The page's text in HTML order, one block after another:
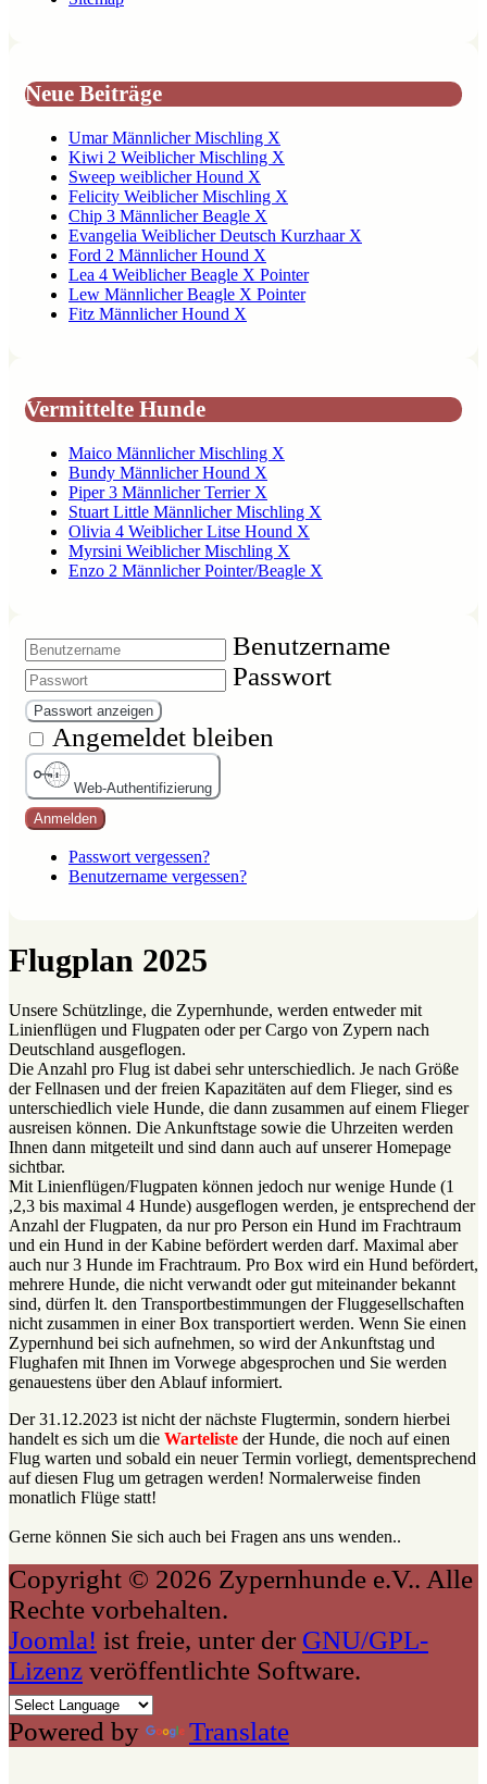
Neue Beiträge
Umar Männlicher Mischling X
Kiwi 2 Weiblicher Mischling X
Sweep weiblicher Hound X
Felicity Weiblicher Mischling X
Chip 3 Männlicher Beagle X
Evangelia Weiblicher Deutsch Kurzhaar X
Ford 2 Männlicher Hound X
Lea 4 Weiblicher Beagle X Pointer
Lew Männlicher Beagle X Pointer
Fitz Männlicher Hound X
Vermittelte Hunde
Maico Männlicher Mischling X
Bundy Männlicher Hound X
Piper 3 Männlicher Terrier X
Stuart Little Männlicher Mischling X
Olivia 4 Weiblicher Litse Hound X
Myrsini Weiblicher Mischling X
Enzo 2 Männlicher Pointer/Beagle X
Benutzername
Passwort
Passwort anzeigen
Angemeldet bleiben
Web-Authentifizierung
Anmelden
Passwort vergessen?
Benutzername vergessen?
Flugplan 2025
Unsere Schützlinge, die Zypernhunde, werden entweder mit
Linienflügen und Flugpaten oder per Cargo von Zypern nach
Deutschland ausgeflogen.
Die Anzahl pro Flug ist dabei sehr unterschiedlich. Je nach Größe
der Fellnasen und der freien Kapazitäten auf dem Flieger, sind es
unterschiedlich viele Hunde, die dann zusammen auf einem Flieger
ausreisen können. Die Ankunftstage sowie die Uhrzeiten werden
Ihnen dann mitgeteilt und sind dann auch auf unserer Homepage
sichtbar.
Mit Linienflügen/Flugpaten können jedoch nur wenige Hunde (1
,2,3 bis maximal 4 Hunde) ausgeflogen werden, je entsprechend der
Anzahl der Flugpaten, da nur pro Person ein Hund im Frachtraum
und ein Hund in der Kabine befördert werden darf. Maximal aber
auch nur 3 Hunde im Frachtraum. Pro Box wird ein Hund befördert,
mehrere Hunde, die nicht verwandt oder gut miteinander bekannt
sind, dürfen lt. den Transportbestimmungen der Fluggesellschaften
nicht zusammen in einer Box transportiert werden. Wenn Sie einen
Zypernhund bei sich aufnehmen, so wird der Ankunftstag und
Flughafen mit Ihnen im Vorwege abgesprochen und Sie werden
genauestens über den Ablauf informiert.
Der 31.12.2023 ist nicht der nächste Flugtermin, sondern hierbei
handelt es sich um die Warteliste der Hunde, die noch auf einen
Flug warten und sobald ein neuer Termin vorliegt, dementsprechend
auf diesen Flug um getragen werden! Normalerweise finden
monatlich Flüge statt!
Gerne können Sie sich auch bei Fragen ans uns wenden..
Copyright © 2026 Zypernhunde e.V.. Alle
Rechte vorbehalten.
Joomla! ist freie, unter der GNU/GPL-
Lizenz veröffentlichte Software.
Powered by Translate